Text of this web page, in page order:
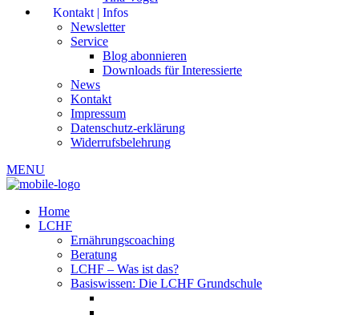
Kontakt | Infos
Newsletter
Service
Blog abonnieren
Downloads für Interessierte
News
Kontakt
Impressum
Datenschutz-erklärung
Widerrufsbelehrung
MENU
Home
LCHF
Ernährungscoaching
Beratung
LCHF – Was ist das?
Basiswissen: Die LCHF Grundschule